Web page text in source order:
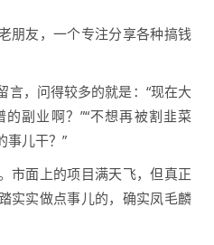
朋友，一个专注分享各种搞钱
言，问得较多的就是：“现在大
副业啊？”“不想再被割韭菜
事儿干？”
市面上的项目满天飞，但真正
实实做点事儿的，确实凤毛麟